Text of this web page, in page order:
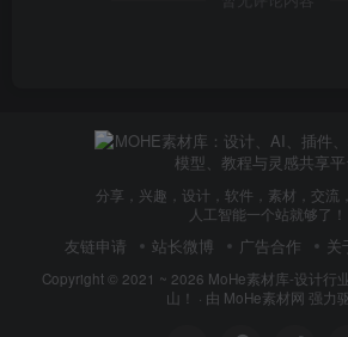
和《西游记》中的某个典故有关。
破解这些秘密，会将玩家引向强力
强大敌人、甚至是一整个隐藏区域。因
空》只有不停的战斗，缺乏探索乐趣的
——不仅不缺，它还是同类游戏里探索
分享，兴趣，设计，软件，素材，交流
人工智能一个站就够了！
友链申请 站长微博 广告合作 关
Copyright © 2021 ~ 2026 MoHe素材库-设计行
山！ · 由 MoHe素材网 强力